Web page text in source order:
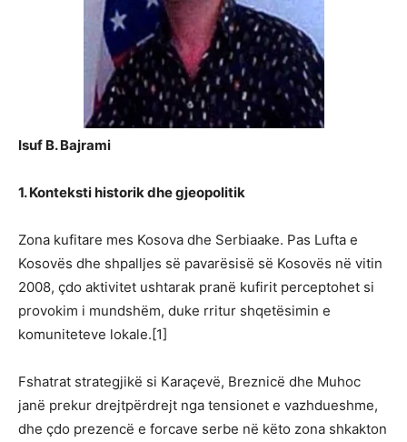
Isuf B. Bajrami
1. Konteksti historik dhe gjeopolitik
Zona kufitare mes Kosova dhe Serbiaake. Pas Lufta e
Kosovës dhe shpalljes së pavarësisë së Kosovës në vitin
2008, çdo aktivitet ushtarak pranë kufirit perceptohet si
provokim i mundshëm, duke rritur shqetësimin e
komuniteteve lokale.[1]
Fshatrat strategjikë si Karaçevë, Breznicë dhe Muhoc
janë prekur drejtpërdrejt nga tensionet e vazhdueshme,
dhe çdo prezencë e forcave serbe në këto zona shkakton